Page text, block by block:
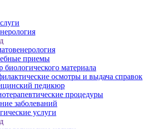
приемы
биологического материала
осмотры и выдача справок
педикюр
процедуры
заболеваний
услуги